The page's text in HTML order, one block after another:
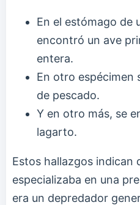
En el estómago de
encontró un ave
entera.
En otro espécimen
de pescado.
Y en otro más, se
lagarto.
Estos hallazgos indican
especializaba en una
era un depredador